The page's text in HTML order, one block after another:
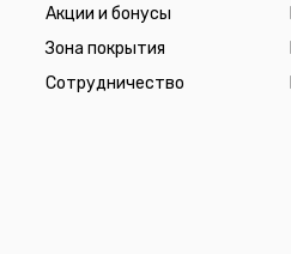
Акции и бонусы
Зона покрытия
Сотрудничество